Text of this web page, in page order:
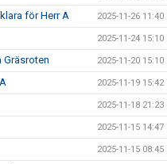
för Herr A 2025-11-26 11:40
2025-11-24 15:10
Gräsroten 2025-11-20 15:10
2025-11-19 15:42
2025-11-18 21:23
2025-11-15 14:47
2025-11-15 08:45